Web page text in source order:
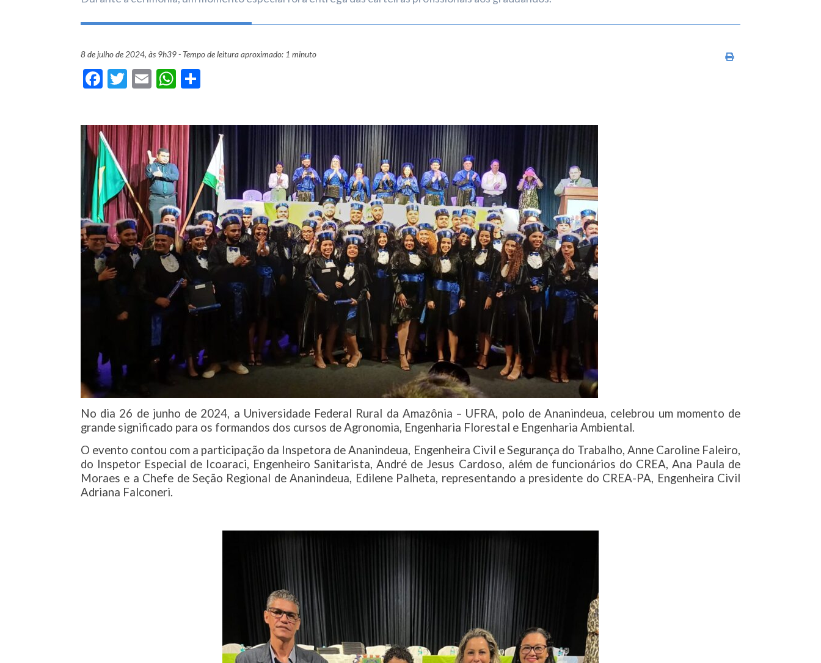
Imprimir conteúdo
8 de julho de 2024, às 9h39 - Tempo de leitura aproximado: 1 minuto
Facebook
Twitter
EmailWhatsApp
No dia 26 de junho de 2024, a Universidade Federal Rural da Amazônia – UFRA, polo de Ananindeua, celebrou um momento de
grande significado para os formandos dos cursos de Agronomia, Engenharia Florestal e Engenharia Ambiental.
O evento contou com a participação da Inspetora de Ananindeua, Engenheira Civil e Segurança do Trabalho, Anne Caroline Faleiro,
do Inspetor Especial de Icoaraci, Engenheiro Sanitarista, André de Jesus Cardoso, além de funcionários do CREA, Ana Paula de
Moraes e a Chefe de Seção Regional de Ananindeua, Edilene Palheta, representando a presidente do CREA-PA, Engenheira Civil
Adriana Falconeri.